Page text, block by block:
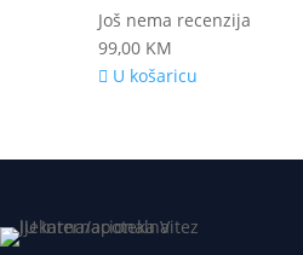
Još nema recenzija
99,00 KM
U košaricu